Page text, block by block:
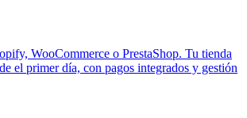
WooCommerce o PrestaShop. Tu tienda
el primer día, con pagos integrados y gestión